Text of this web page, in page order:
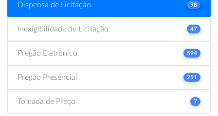
Dispensa de Licitação 98
Inexigibilidade de Licitação 47
Pregão Eletrônico 594
Pregão Presencial 251
Tomada de Preço 7